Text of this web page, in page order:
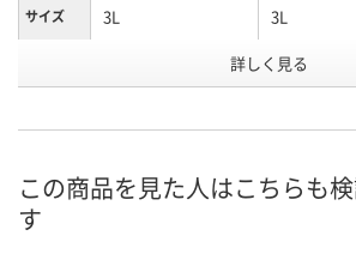
サイズ 3L 3L
グリーン
号
お届け日
詳しく見る
この商品を見た人はこちらも
す